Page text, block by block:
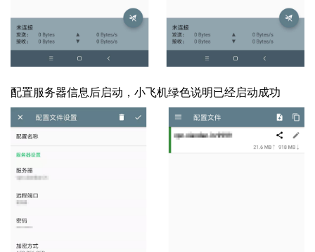
配置服务器信息后启动，小飞机绿色说明已经启动成功